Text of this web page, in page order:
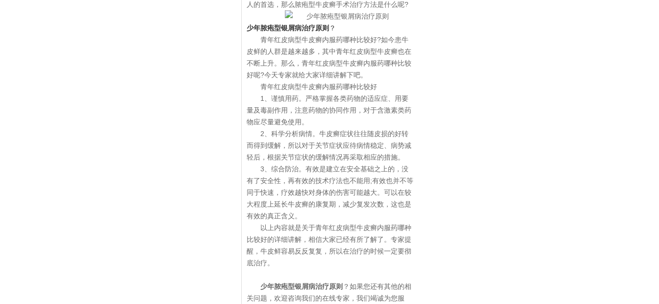
人的首选，那么脓疱型牛皮癣手术治疗方法是什么呢?
少年脓疱型银屑病治疗原则 ？
青年红皮病型牛皮癣内服药哪种比较好?如今患牛
皮鲜的人群是越来越多，其中青年红皮病型牛皮癣也在
不断上升。那么，青年红皮病型牛皮癣内服药哪种比较
好呢?今天专家就给大家详细讲解下吧。
青年红皮病型牛皮癣内服药哪种比较好
1、谨慎用药。严格掌握各类药物的适应症、用要
量及毒副作用，注意药物的协同作用，对于含激素类药
物应尽量避免使用。
2、科学分析病情。牛皮癣症状往往随皮损的好转
而得到缓解，所以对于关节症状应待病情稳定、病势减
轻后，根据关节症状的缓解情况再采取相应的措施。
3、综合防治。有效是建立在安全基础之上的，没
有了安全性，再有效的技术疗法也不能用;有效也并不等
同于快速，疗效越快对身体的伤害可能越大。可以在较
大程度上延长牛皮癣的康复期，减少复发次数，这也是
有效的真正含义。
以上内容就是关于青年红皮病型牛皮癣内服药哪种
比较好的详细讲解，相信大家已经有所了解了。专家提
醒，牛皮鲜容易反反复复，所以在治疗的时候一定要彻
底治疗。
少年脓疱型银屑病治疗原则 ？如果您还有其他的相
关问题，欢迎咨询我们的在线专家，我们竭诚为您服